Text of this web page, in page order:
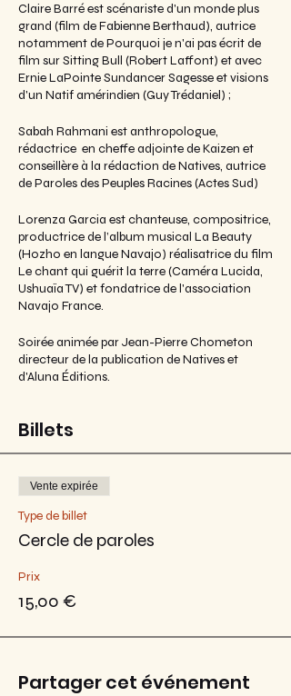
Claire Barré est scénariste d'un monde plus
grand (film de Fabienne Berthaud), autrice
notamment de Pourquoi je n'ai pas écrit de
film sur Sitting Bull (Robert Laffont) et avec
Ernie LaPointe Sundancer Sagesse et visions
d'un Natif amérindien (Guy Trédaniel) ;
Sabah Rahmani est anthropologue,
rédactrice en cheffe adjointe de Kaizen et
conseillère à la rédaction de Natives, autrice
de Paroles des Peuples Racines (Actes Sud)
Lorenza Garcia est chanteuse, compositrice,
productrice de l’album musical La Beauty
(Hozho en langue Navajo) réalisatrice du film
Le chant qui guérit la terre (Caméra Lucida,
Ushuaïa TV) et fondatrice de l'association
Navajo France.
Soirée animée par Jean-Pierre Chometon
directeur de la publication de Natives et
d'Aluna Éditions.
Billets
Vente expirée
Type de billet
Cercle de paroles
Prix
15,00 €
Partager cet événement